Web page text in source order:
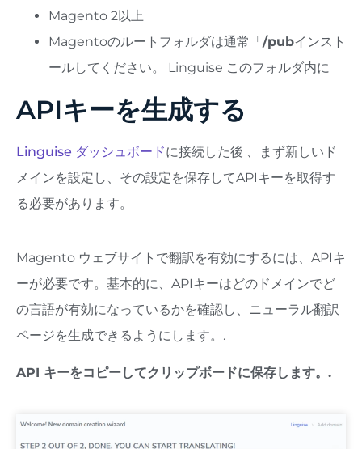
Magento 2以上
Magentoのルートフォルダは通常「 /pubインスト
ールしてください。 Linguise このフォルダ内に
APIキーを生成する
Linguise ダッシュボードに接続した後 、まず新しいド
メインを設定し、その設定を保存してAPIキーを取得す
る必要があります。
Magento ウェブサイトで翻訳を有効にするには、APIキ
ーが必要です。基本的に、APIキーはどのドメインでど
の言語が有効になっているかを確認し、ニューラル翻訳
ページを生成できるようにします。.
API キーをコピーしてクリップボードに保存します。.